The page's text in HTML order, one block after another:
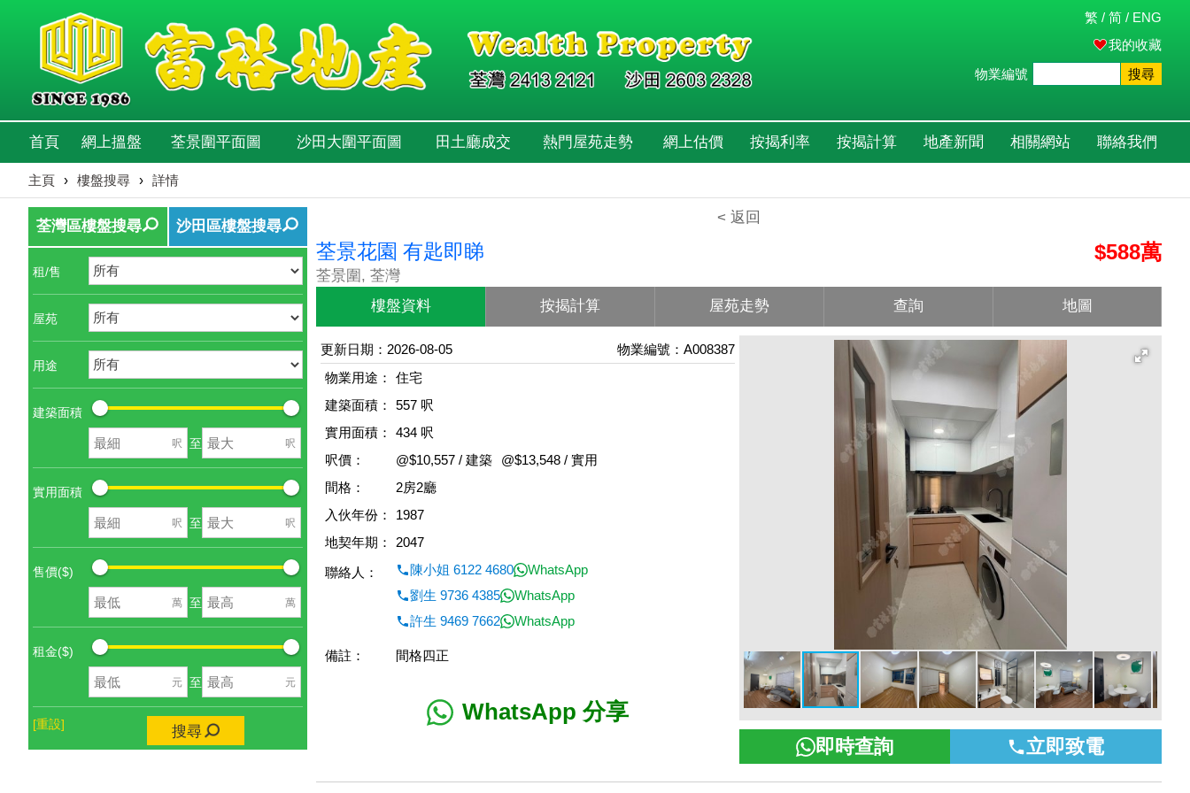
繁 / 简 / ENG
我的收藏
物業編號
搜尋
首頁 網上搵盤 荃景圍平面圖 沙田大圍平面圖 田土廳成交 熱門屋苑走勢 網上估價 按揭利率 按揭計算 地產新聞 相關網站 聯絡我們
主頁 › 樓盤搜尋 › 詳情
荃灣區樓盤搜尋 沙田區樓盤搜尋
租/售
屋苑
用途
建築面積
呎 至 呎
實用面積
呎 至 呎
售價($)
萬 至 萬
租金($)
元 至 元
[重設] 搜尋
< 返回
荃景花園 有匙即睇
荃景圍, 荃灣
$588萬
樓盤資料 按揭計算 屋苑走勢 查詢 地圖
更新日期：2026-08-05
物業編號：A008387
物業用途：
住宅
建築面積：
557 呎
實用面積：
434 呎
呎價：
@$10,557 / 建築
@$13,548 / 實用
間格：
2房2廳
入伙年份：
1987
地契年期：
2047
聯絡人：
陳小姐 6122 4680
WhatsApp
劉生 9736 4385
WhatsApp
許生 9469 7662
WhatsApp
備註： 間格四正
WhatsApp 分享
即時查詢 立即致電